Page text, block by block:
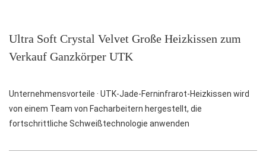
Ultra Soft Crystal Velvet Große Heizkissen zum
Verkauf Ganzkörper UTK
Unternehmensvorteile · UTK-Jade-Ferninfrarot-Heizkissen wird
von einem Team von Facharbeitern hergestellt, die
fortschrittliche Schweißtechnologie anwenden